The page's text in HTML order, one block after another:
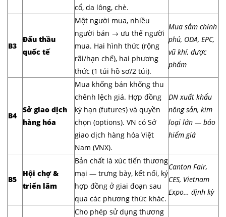
cổ, da lông, chè.
B3
Đấu thầu
quốc tế
Một người mua, nhiều
người bán → ưu thế người
mua. Hai hình thức (rộng
rãi/hạn chế), hai phương
thức (1 túi hồ sơ/2 túi).
Mua sắm chính
phủ, ODA, EPC,
vũ khí, dược
phẩm
B4
Sở giao dịch
hàng hóa
Mua khống bán khống thu
chênh lệch giá. Hợp đồng
kỳ hạn (futures) và quyền
chọn (options). VN có Sở
giao dịch hàng hóa Việt
Nam (VNX).
DN xuất khẩu
nông sản, kim
loại lớn — bảo
hiểm giá
B5
Hội chợ &
triển lãm
Bản chất là xúc tiến thương
mại — trưng bày, kết nối, ký
hợp đồng ở giai đoạn sau
qua các phương thức khác.
Canton Fair,
CES, Vietnam
Expo… định kỳ
Cho phép sử dụng thương